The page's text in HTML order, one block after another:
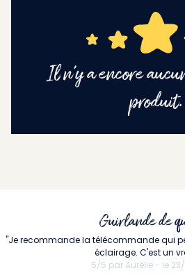
Il n'y a encore
produit.
Guirlande de
"Je recommande la télécommande qui
éclairage. C'est un
5/5 par Aurélie - le